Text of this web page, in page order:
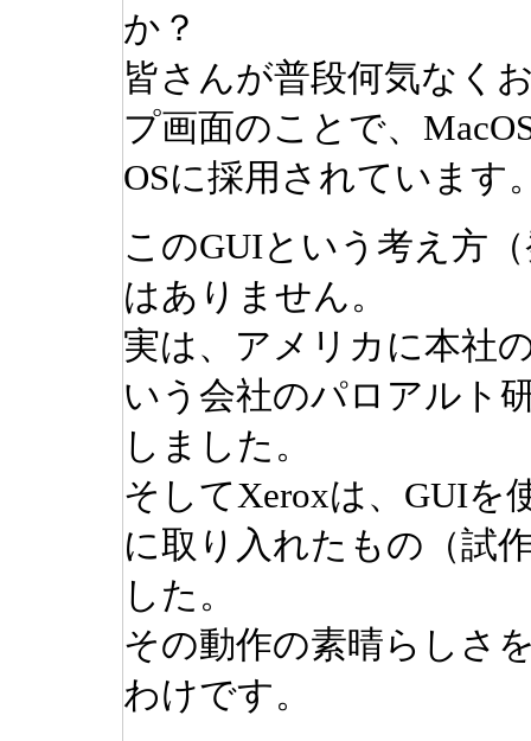
か？
皆さんが普段何気なく
プ画面のことで、
OSに採用されています
このGUIという考え方
はありません。
実は、アメリカに本社
いう会社のパロアルト
しました。
そしてXeroxは、GUIを
に取り入れたもの（試
した。
その動作の素晴らしさ
わけです。